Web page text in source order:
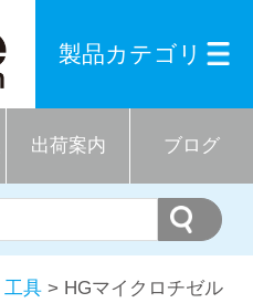
出荷案内 ブログ
製品カテゴリ
工具 > HGマイクロチゼル